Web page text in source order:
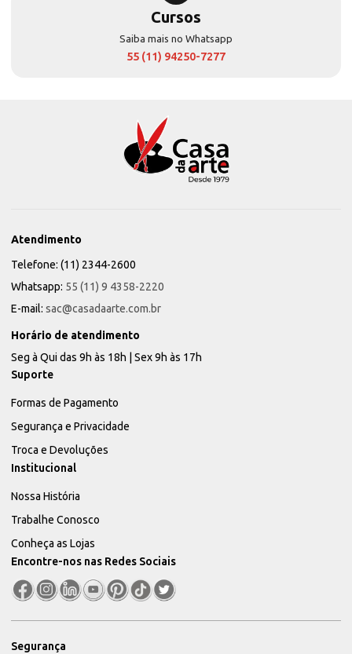
Cursos
Saiba mais no Whatsapp
55 (11) 94250-7277
Atendimento
Telefone: (11) 2344-2600
Whatsapp: 55 (11) 9 4358-2220
E-mail: sac@casadaarte.com.br
Horário de atendimento
Seg à Qui das 9h às 18h | Sex 9h às 17h
Suporte
Formas de Pagamento
Segurança e Privacidade
Troca e Devoluções
Institucional
Nossa História
Trabalhe Conosco
Conheça as Lojas
Encontre-nos nas Redes Sociais
Segurança